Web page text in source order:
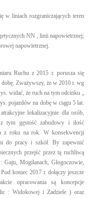
w liniach rozgraniczających teren
NN , linii napowietrznej;
napowietrznej.
Ruchu z 2015 r. porusza się
Zważywszy, że w 2010 r. wg
widać, że ruch na tym odcinku „
pojazdów na dobę w ciągu 5 lat.
lokalizacyjnie dla osób,
tym gęstość zabudowy i ilość
z roku na rok. W konsekwencji
do pracy i szkół. By zapewnić
przejść przez tą ruchliwą
Gaju, Mogilanach, Głogoczowie,
koniec 2017 r. dołączy jeszcze
opracowania są koncepcje
: Widokowej i Zadziele ) oraz